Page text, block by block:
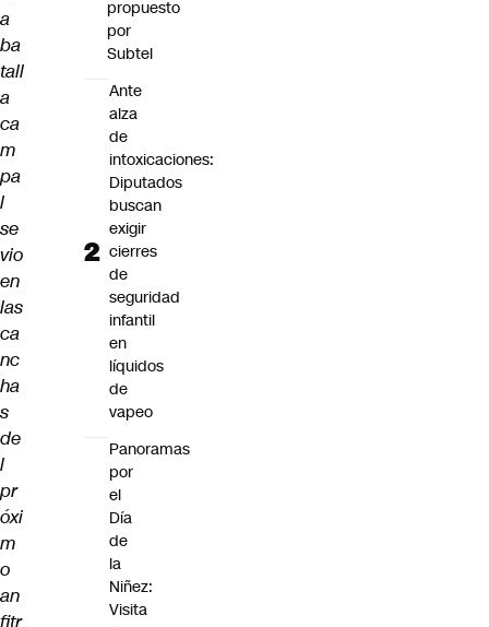
a
ba
tall
a
ca
m
pa
l
se
vio
en
las
ca
nc
ha
s
de
l
pr
óxi
m
o
an
fitr
propuesto
por
Subtel
Ante
alza
de
intoxicaciones:
Diputados
buscan
exigir
cierres
de
seguridad
infantil
en
líquidos
de
vapeo
Panoramas
por
el
Día
de
la
Niñez:
Visita